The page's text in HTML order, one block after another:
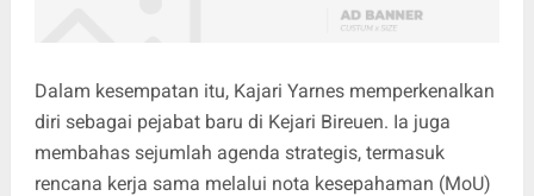
Dalam kesempatan itu, Kajari Yarnes memperkenalkan
diri sebagai pejabat baru di Kejari Bireuen. Ia juga
membahas sejumlah agenda strategis, termasuk
rencana kerja sama melalui nota kesepahaman (MoU)